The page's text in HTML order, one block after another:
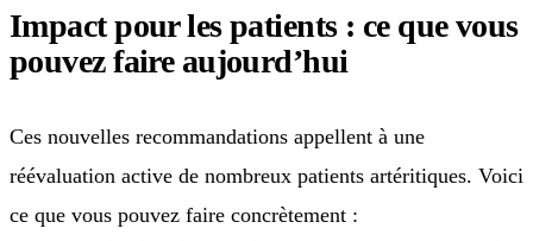
Impact pour les patients : ce que vous
pouvez faire aujourd’hui
Ces nouvelles recommandations appellent à une
réévaluation active de nombreux patients artéritiques. Voici
ce que vous pouvez faire concrètement :